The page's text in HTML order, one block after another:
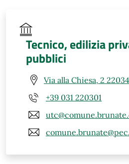
Tecnico, edilizia
pubblici
Via alla Chiesa, 2
+39 031 220301